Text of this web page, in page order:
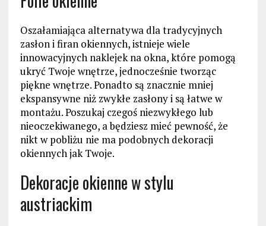
Oszałamiająca alternatywa dla tradycyjnych
zasłon i firan okiennych, istnieje wiele
innowacyjnych naklejek na okna, które pomogą
ukryć Twoje wnętrze, jednocześnie tworząc
piękne wnętrze. Ponadto są znacznie mniej
ekspansywne niż zwykłe zasłony i są łatwe w
montażu. Poszukaj czegoś niezwykłego lub
nieoczekiwanego, a będziesz mieć pewność, że
nikt w pobliżu nie ma podobnych dekoracji
okiennych jak Twoje.
Dekoracje okienne w stylu
austriackim